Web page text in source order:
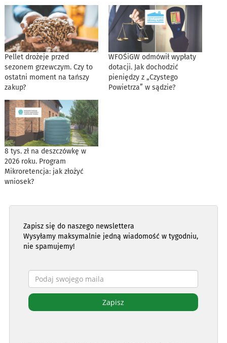
Pellet drożeje przed
sezonem grzewczym. Czy to
ostatni moment na tańszy
zakup?
WFOŚiGW odmówił wypłaty
dotacji. Jak dochodzić
pieniędzy z „Czystego
Powietrza” w sądzie?
8 tys. zł na deszczówkę w
2026 roku. Program
Mikroretencja: jak złożyć
wniosek?
Zapisz się do naszego newslettera
Wysyłamy maksymalnie jedną wiadomość w tygodniu,
nie spamujemy!